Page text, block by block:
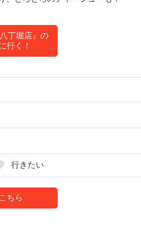
丁堀店』の
行く！
行きたい
ちら